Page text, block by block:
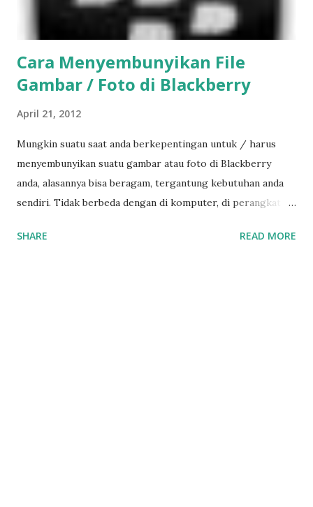
Cara Menyembunyikan File
Gambar / Foto di Blackberry
April 21, 2012
Mungkin suatu saat anda berkepentingan untuk / harus
menyembunyikan suatu gambar atau foto di Blackberry
anda, alasannya bisa beragam, tergantung kebutuhan anda
sendiri. Tidak berbeda dengan di komputer, di perangkat
menyembunyikan atau menjadikan file tidak terlihat yaitu
SHARE READ MORE